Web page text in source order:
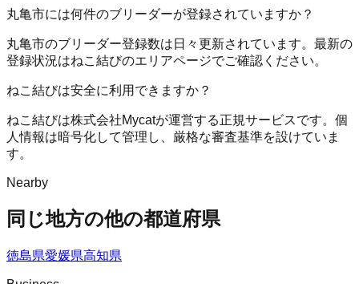
丸亀市には何件のブリーダーが登録されていますか？
丸亀市のブリーダー登録数は日々更新されています。最新の
登録状況はねこ結びのエリアページでご確認ください。
ねこ結びは安全に利用できますか？
ねこ結びは株式会社Mycatが運営する正規サービスです。個
人情報は暗号化して管理し、厳格な審査基準を設けていま
す。
Nearby
同じ地方の他の都道府県
徳島県愛媛県高知県